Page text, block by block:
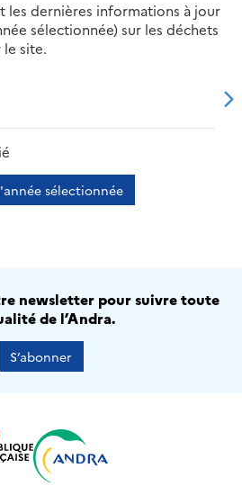
les dernières informations à jour
sélectionnée) sur les déchets
site.
sélectionnée
newsletter pour suivre toute
de l’Andra.
S’abonner